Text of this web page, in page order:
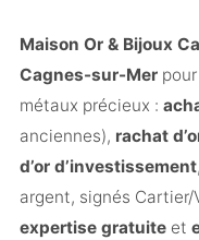
Maison Or & Bijoux
Cagnes-sur-Mer
métaux précieux :
anciennes), rachat
d’or d’investissement,
argent, signés
expertise gratuite et